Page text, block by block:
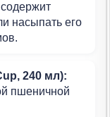
насыпать его
240 мл):
пшеничной